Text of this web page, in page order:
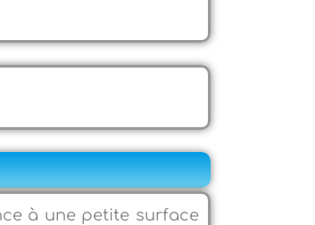
à une petite surface